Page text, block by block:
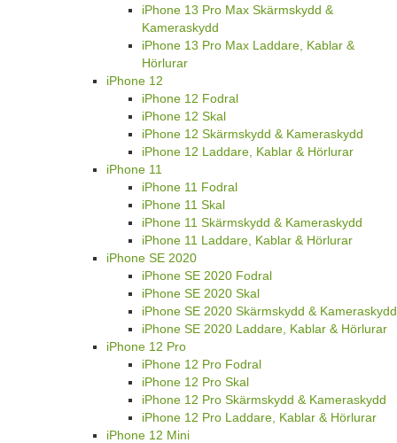
iPhone 13 Pro Max Skärmskydd &
Kameraskydd
iPhone 13 Pro Max Laddare, Kablar &
Hörlurar
iPhone 12
iPhone 12 Fodral
iPhone 12 Skal
iPhone 12 Skärmskydd & Kameraskydd
iPhone 12 Laddare, Kablar & Hörlurar
iPhone 11
iPhone 11 Fodral
iPhone 11 Skal
iPhone 11 Skärmskydd & Kameraskydd
iPhone 11 Laddare, Kablar & Hörlurar
iPhone SE 2020
iPhone SE 2020 Fodral
iPhone SE 2020 Skal
iPhone SE 2020 Skärmskydd & Kameraskydd
iPhone SE 2020 Laddare, Kablar & Hörlurar
iPhone 12 Pro
iPhone 12 Pro Fodral
iPhone 12 Pro Skal
iPhone 12 Pro Skärmskydd & Kameraskydd
iPhone 12 Pro Laddare, Kablar & Hörlurar
iPhone 12 Mini